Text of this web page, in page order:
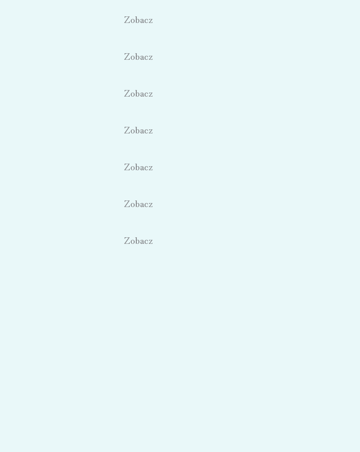
Zobacz
Zobacz
Zobacz
Zobacz
Zobacz
Zobacz
Zobacz